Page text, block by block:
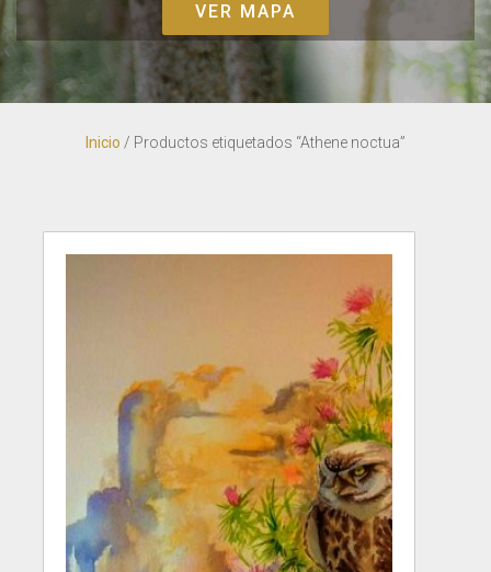
VER MAPA
Inicio / Productos etiquetados “Athene noctua”